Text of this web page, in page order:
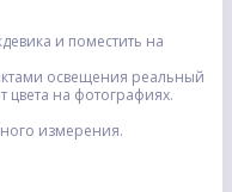
и поместить на
освещения реальный
цвета на фотографиях.
измерения.